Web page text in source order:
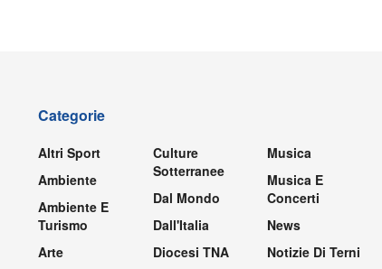
Categorie
Altri Sport
Ambiente
Ambiente E
Turismo
Arte
Culture
Sotterranee
Dal Mondo
Dall'Italia
Diocesi TNA
Musica
Musica E
Concerti
News
Notizie Di Terni